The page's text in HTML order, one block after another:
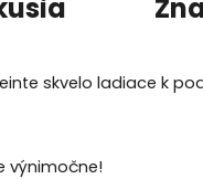
skvelo ladiace k
výnimočne!